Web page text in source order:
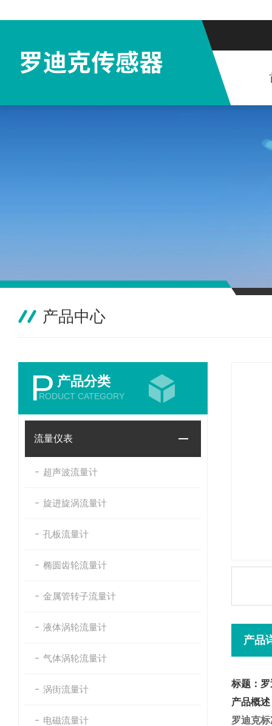
产品中心
P 产品分类
RODUCT CATEGORY
流量仪表
超声波流量计
旋进旋涡流量计
孔板流量计
椭圆齿轮流量计
金属管转子流量计
液体涡轮流量计
气体涡轮流量计
涡街流量计
电磁流量计
产品
标题：
产品概述
罗迪克